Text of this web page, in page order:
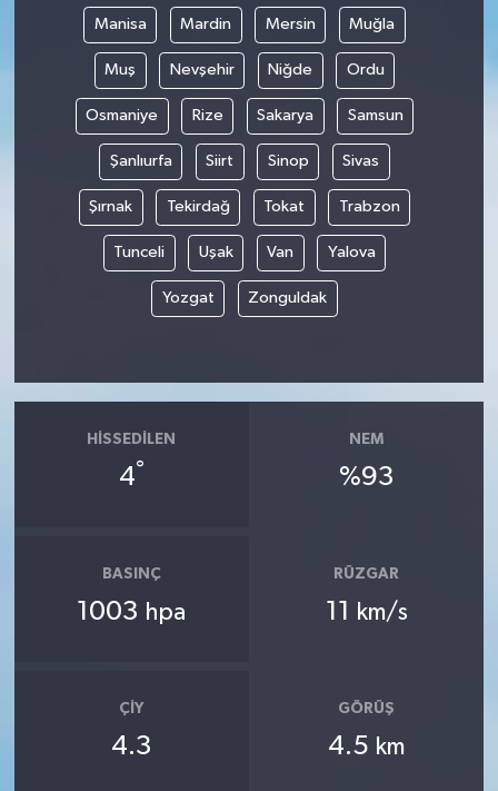
Manisa Mardin Mersin Muğla
Muş Nevşehir Niğde Ordu
Osmaniye Rize Sakarya Samsun
Şanlıurfa Siirt Sinop Sivas
Şırnak Tekirdağ Tokat Trabzon
Tunceli Uşak Van Yalova
Yozgat Zonguldak
HISSEDILEN
4°
NEM
%93
BASINÇ
1003 hpa
RÜZGAR
11 km/s
ÇIY
4.3
GÖRÜŞ
4.5 km